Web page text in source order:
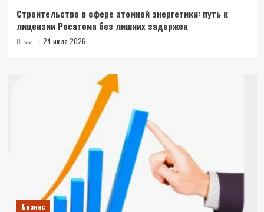
Строительство в сфере атомной энергетики: путь к
лицензии Росатома без лишних задержек
raz 24 июля 2026
Бизнес